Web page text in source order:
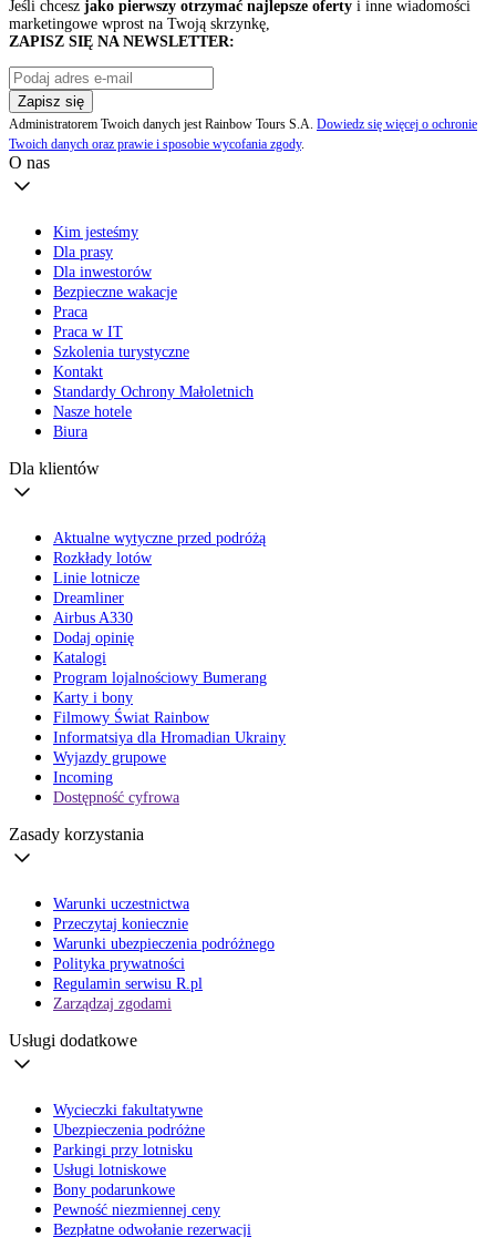
Jeśli chcesz jako pierwszy otrzymać najlepsze oferty i inne wiadomości
marketingowe wprost na Twoją skrzynkę,
ZAPISZ SIĘ NA NEWSLETTER:
Zapisz się
Administratorem Twoich danych jest Rainbow Tours S.A. Dowiedz się więcej o ochronie
Twoich danych oraz prawie i sposobie wycofania zgody.
O nas
Kim jesteśmy
Dla prasy
Dla inwestorów
Bezpieczne wakacje
Praca
Praca w IT
Szkolenia turystyczne
Kontakt
Standardy Ochrony Małoletnich
Nasze hotele
Biura
Dla klientów
Aktualne wytyczne przed podróżą
Rozkłady lotów
Linie lotnicze
Dreamliner
Airbus A330
Dodaj opinię
Katalogi
Program lojalnościowy Bumerang
Karty i bony
Filmowy Świat Rainbow
Informatsiya dla Hromadian Ukrainy
Wyjazdy grupowe
Incoming
Dostępność cyfrowa
Zasady korzystania
Warunki uczestnictwa
Przeczytaj koniecznie
Warunki ubezpieczenia podróżnego
Polityka prywatności
Regulamin serwisu R.pl
Zarządzaj zgodami
Usługi dodatkowe
Wycieczki fakultatywne
Ubezpieczenia podróżne
Parkingi przy lotnisku
Usługi lotniskowe
Bony podarunkowe
Pewność niezmiennej ceny
Bezpłatne odwołanie rezerwacji